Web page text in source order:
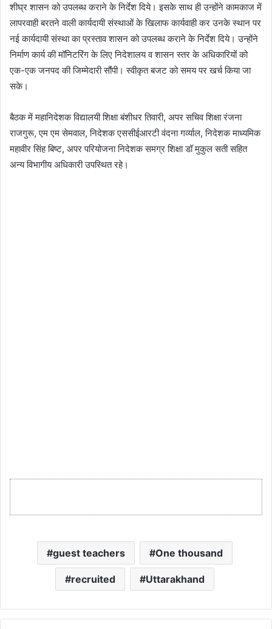
शीघ्र शासन को उपलब्ध कराने के निर्देश दिये। इसके साथ ही उन्होंने कामकाज में
लापरवाही बरतने वाली कार्यदायी संस्थाओं के खिलाफ कार्यवाही कर उनके स्थान पर
नई कार्यदायी संस्था का प्रस्ताव शासन को उपलब्ध कराने के निर्देश दिये। उन्होंने
निर्माण कार्य की मॉनिटरिंग के लिए निदेशालय व शासन स्तर के अधिकारियों को
एक-एक जनपद की जिम्मेदारी सौंपी। स्वीकृत बजट को समय पर खर्च किया जा
सके।
बैठक में महानिदेशक विद्यालयी शिक्षा बंशीधर तिवारी, अपर सचिव शिक्षा रंजना
राजगुरू, एम एम सेमवाल, निदेशक एससीईआरटी वंदना गर्व्याल, निदेशक माध्यमिक
महावीर सिंह बिष्ट, अपर परियोजना निदेशक समग्र शिक्षा डॉ मुकुल सती सहित
अन्य विभागीय अधिकारी उपस्थित रहे।
guest teachers One thousand
recruited Uttarakhand